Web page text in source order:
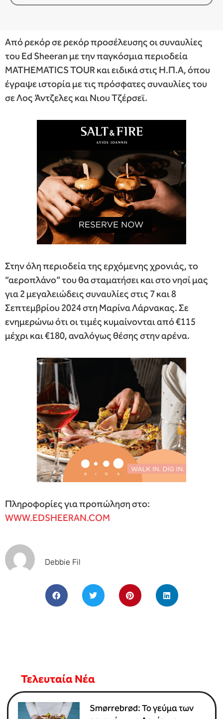
Από ρεκόρ σε ρεκόρ προσέλευσης οι συναυλίες
του Ed Sheeran με την παγκόσμια περιοδεία
MATHEMATICS TOUR και ειδικά στις Η.Π.Α, όπου
έγραψε ιστορία με τις πρόσφατες συναυλίες του
σε Λος Άντζελες και Νιου Τζέρσεϊ.
Στην όλη περιοδεία της ερχόμενης χρονιάς, το
“αεροπλάνο” του θα σταματήσει και στο νησί μας
για 2 μεγαλειώδεις συναυλίες στις 7 και 8
Σεπτεμβρίου 2024 στη Μαρίνα Λάρνακας. Σε
ενημερώνω ότι οι τιμές κυμαίνονται από €115
μέχρι και €180, αναλόγως θέσης στην αρένα.
Πληροφορίες για προπώληση στο:
WWW.EDSHEERAN.COM
Debbie Fil
Τελευταία Νέα
Smørrebrød: Το γεύμα των